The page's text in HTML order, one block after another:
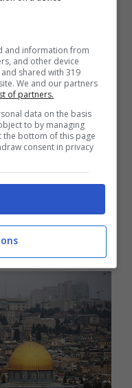
partono da
Fiumicino.
sonoEilatcon
e Tel Avivcon
Mentre da
Aviv con una
Iprezzi
dai 40 euro
3 ore e mezza.
a partire da
4 ore.
and information from
and other device
shared with 319
We and our partners
of partners.
data on the basis
to by managing
the bottom of this page
consent in privacy